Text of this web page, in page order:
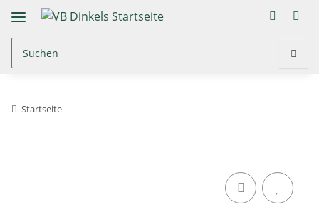
Startseite